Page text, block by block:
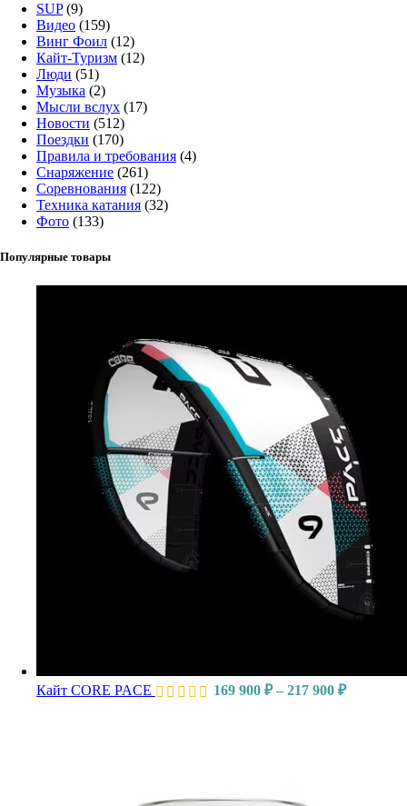
SUP(9)
Видео (159)
Винг Фоил (12)
Кайт-Туризм (12)
Люди (51)
Музыка (2)
Мысли вслух (17)
Новости (512)
Поездки (170)
Правила и требования (4)
Снаряжение (261)
Соревнования (122)
Техника катания (32)
Фото (133)
Популярные товары
Кайт CORE PACE 169 900 ₽ – 217 900 ₽Диапазон